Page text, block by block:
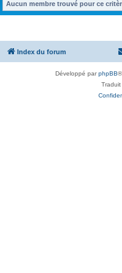
Aucun membre trouvé pour ce
Index du forum
Développé parphpBB